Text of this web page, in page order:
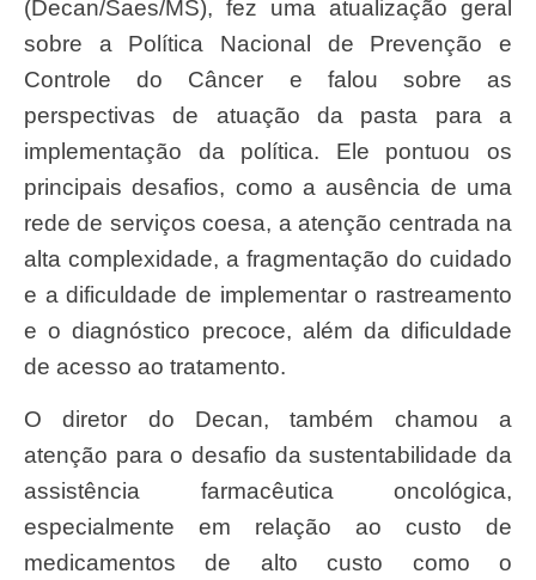
(Decan/Saes/MS), fez uma atualização geral
sobre a Política Nacional de Prevenção e
Controle do Câncer e falou sobre as
perspectivas de atuação da pasta para a
implementação da política. Ele pontuou os
principais desafios, como a ausência de uma
rede de serviços coesa, a atenção centrada na
alta complexidade, a fragmentação do cuidado
e a dificuldade de implementar o rastreamento
e o diagnóstico precoce, além da dificuldade
de acesso ao tratamento.
O diretor do Decan, também chamou a
atenção para o desafio da sustentabilidade da
assistência farmacêutica oncológica,
especialmente em relação ao custo de
medicamentos de alto custo como o